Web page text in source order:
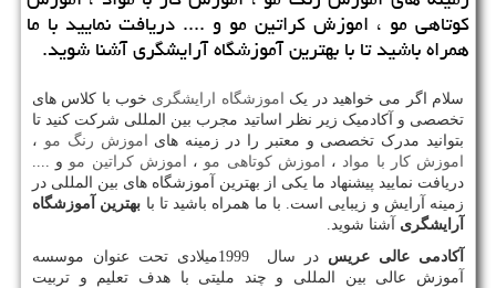
كوتاهی مو ، اموزش كراتین مو و .... دریافت نمایید با ما
همراه باشید تا با بهترین آموزشگاه آرایشگری آشنا شوید.
سلام اگر می خواهید در یک اموزشگاه ارایشگری خوب با کلاس های
تخصصی و آکادمیک زیر نظر اساتید مجرب بین المللی شرکت کنید تا
بتوانید مدرک تخصصی و معتبر را در زمینه های اموزش رنگ مو ،
اموزش کار با مواد ، اموزش کوتاهی مو ، اموزش کراتین مو و ....
دریافت نمایید پیشنهاد ما یکی از بهترین آموزشگاه های بین المللی در
زمینه آرایش و زیبایی است. با ما همراه باشید تا با بهترین آموزشگاه
آرایشگری آشنا شوید.
آکادمی عالی عریس در سال 1999میلادی تحت عنوان موسسه
آموزش عالی بین المللی و چند ملیتی با هدف تعلیم و تربیت